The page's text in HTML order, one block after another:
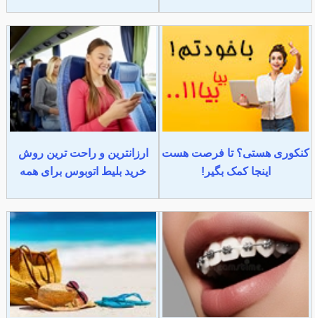
کنکوری هستی؟ تا فرصت هست
اینجا کمک بگیر!
ارزانترین و راحت ترین روش
خرید بلیط اتوبوس برای همه